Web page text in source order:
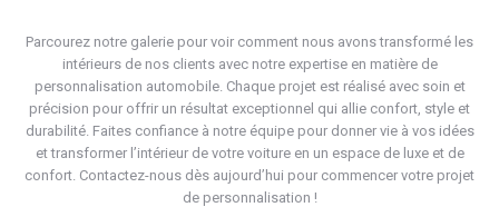
Parcourez notre galerie pour voir comment nous avons transformé les
intérieurs de nos clients avec notre expertise en matière de
personnalisation automobile. Chaque projet est réalisé avec soin et
précision pour offrir un résultat exceptionnel qui allie confort, style et
durabilité. Faites confiance à notre équipe pour donner vie à vos idées
et transformer l’intérieur de votre voiture en un espace de luxe et de
confort. Contactez-nous dès aujourd’hui pour commencer votre projet
de personnalisation !